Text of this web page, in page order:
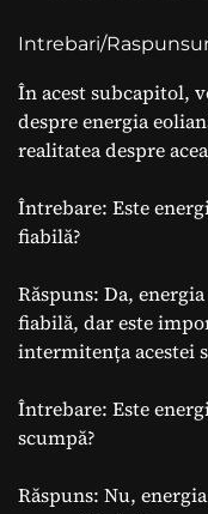
Intrebari/
În acest subcapitol,
despre energia
realitatea despre
Întrebare: Este
fiabilă?
Răspuns: Da,
fiabilă, dar este
intermitența acestei
Întrebare: Este
scumpă?
Răspuns: Nu,